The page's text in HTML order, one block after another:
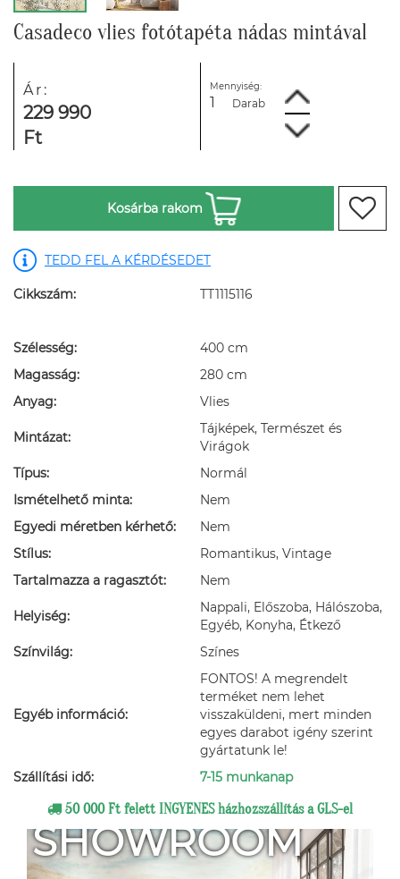
Casadeco vlies fotótapéta nádas mintával
Ár:
229 990
Ft
Mennyiség:
Darab
Kosárba rakom
TEDD FEL A KÉRDÉSEDET
Cikkszám: TT1115116
Szélesség:
400 cm
Magasság:
280 cm
Anyag:
Vlies
Mintázat:
Tájképek, Természet és
Virágok
Típus:
Normál
Ismételhető minta:
Nem
Egyedi méretben kérhető:
Nem
Stílus:
Romantikus, Vintage
Tartalmazza a ragasztót:
Nem
Helyiség:
Nappali, Előszoba, Hálószoba,
Egyéb, Konyha, Étkező
Színvilág:
Színes
Egyéb információ:
FONTOS! A megrendelt
terméket nem lehet
visszaküldeni, mert minden
egyes darabot igény szerint
gyártatunk le!
Szállítási idő:
7-15 munkanap
50 000 Ft felett INGYENES házhozszállítás a GLS-el
SHOWROOM